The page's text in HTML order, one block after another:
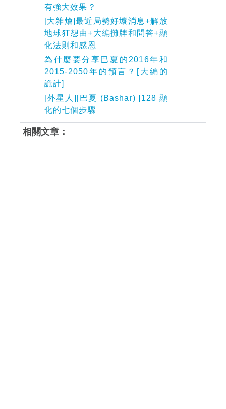
有強大效果？
[大雜燴]最近局勢好壞消息+解放
地球狂想曲+大編攤牌和問答+顯
化法則和感恩
為什麼要分享巴夏的2016年和
2015-2050年的預言？[大編的
詭計]
[外星人][巴夏 (Bashar) ]128 顯
化的七個步驟
相關文章：